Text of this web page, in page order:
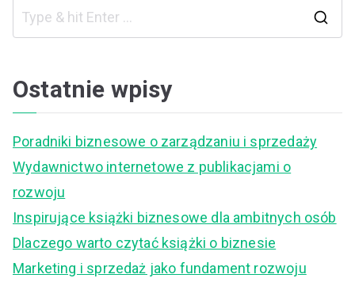
Ostatnie wpisy
Poradniki biznesowe o zarządzaniu i sprzedaży
Wydawnictwo internetowe z publikacjami o
rozwoju
Inspirujące książki biznesowe dla ambitnych osób
Dlaczego warto czytać książki o biznesie
Marketing i sprzedaż jako fundament rozwoju